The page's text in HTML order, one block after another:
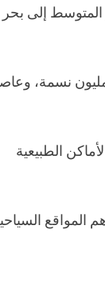
إلى بحر
لديها حدود مع ألمانيا، وتبلغ مساحتها 643ألف كيلو متر مربع، كما يبلغ تعدادها السكاني
الطبيعية
المواقع